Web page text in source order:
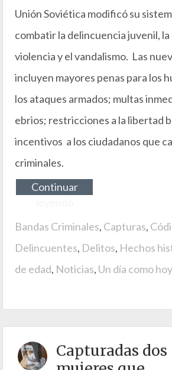
Unión Soviética modificó su
combatir la delincuencia juvenil, la
violencia y el vandalismo. Las
incluyen mayores penas para los
los ataques armados; multas
ebrios; restricciones a la libertad
incentivos a los ciudadanos que
criminales.
Continuar
Bandas Criminales, Capturas,
Delincuentes, Delitos, Hechos
de edad, Noticias, Un día como hoy
Capturadas dos